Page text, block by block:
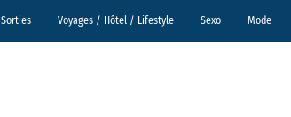
Sorties Voyages / Hôtel / Lifestyle Sexo Mode